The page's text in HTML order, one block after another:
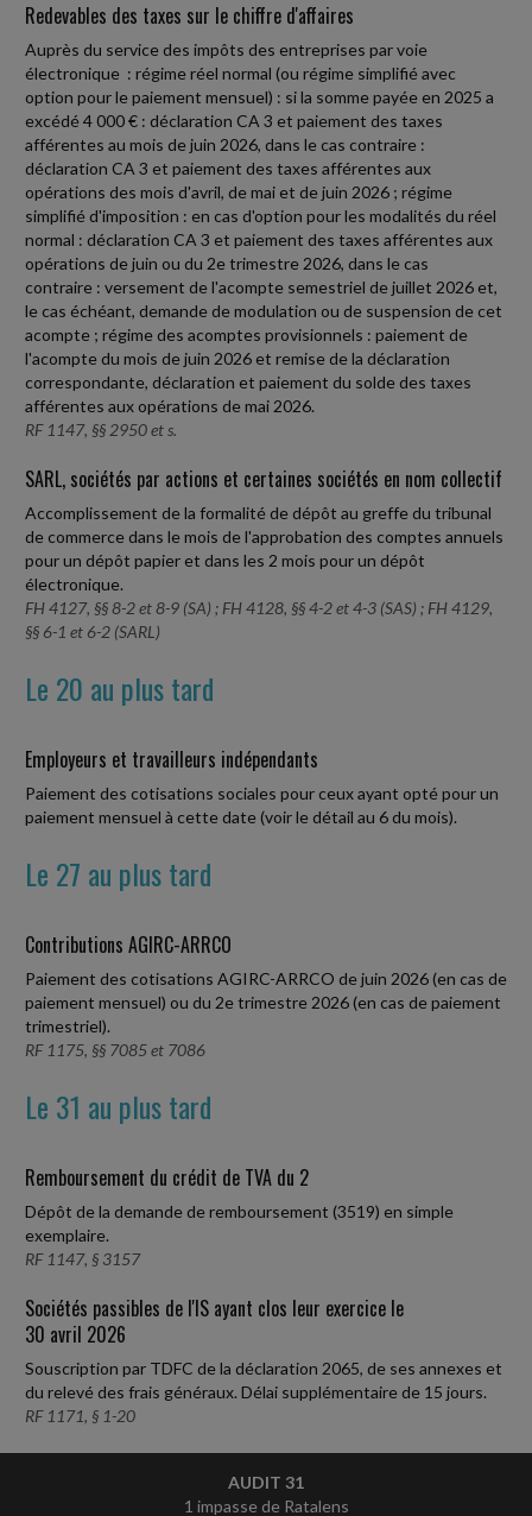
Redevables des taxes sur le chiffre d'affaires
Auprès du service des impôts des entreprises par voie
électronique : régime réel normal (ou régime simplifié avec
option pour le paiement mensuel) : si la somme payée en 2025 a
excédé 4 000 € : déclaration CA 3 et paiement des taxes
afférentes au mois de juin 2026, dans le cas contraire :
déclaration CA 3 et paiement des taxes afférentes aux
opérations des mois d'avril, de mai et de juin 2026 ; régime
simplifié d'imposition : en cas d'option pour les modalités du réel
normal : déclaration CA 3 et paiement des taxes afférentes aux
opérations de juin ou du 2e trimestre 2026, dans le cas
contraire : versement de l'acompte semestriel de juillet 2026 et,
le cas échéant, demande de modulation ou de suspension de cet
acompte ; régime des acomptes provisionnels : paiement de
l'acompte du mois de juin 2026 et remise de la déclaration
correspondante, déclaration et paiement du solde des taxes
afférentes aux opérations de mai 2026.
RF 1147, §§ 2950 et s.
SARL, sociétés par actions et certaines sociétés en nom collectif
Accomplissement de la formalité de dépôt au greffe du tribunal
de commerce dans le mois de l'approbation des comptes annuels
pour un dépôt papier et dans les 2 mois pour un dépôt
électronique.
FH 4127, §§ 8-2 et 8-9 (SA) ; FH 4128, §§ 4-2 et 4-3 (SAS) ; FH 4129,
§§ 6-1 et 6-2 (SARL)
Le 20 au plus tard
Employeurs et travailleurs indépendants
Paiement des cotisations sociales pour ceux ayant opté pour un
paiement mensuel à cette date (voir le détail au 6 du mois).
Le 27 au plus tard
Contributions AGIRC-ARRCO
Paiement des cotisations AGIRC-ARRCO de juin 2026 (en cas de
paiement mensuel) ou du 2e trimestre 2026 (en cas de paiement
trimestriel).
RF 1175, §§ 7085 et 7086
Le 31 au plus tard
Remboursement du crédit de TVA du 2
Dépôt de la demande de remboursement (3519) en simple
exemplaire.
RF 1147, § 3157
Sociétés passibles de l'IS ayant clos leur exercice le
30 avril 2026
Souscription par TDFC de la déclaration 2065, de ses annexes et
du relevé des frais généraux. Délai supplémentaire de 15 jours.
RF 1171, § 1-20
AUDIT 31
1 impasse de Ratalens